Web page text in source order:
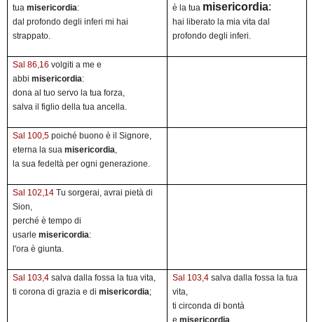
tua misericordia:
dal profondo degli inferi mi hai
strappato.
è la tua misericordia:
hai liberato la mia vita dal
profondo degli inferi.
Sal 86,16 volgiti a me e
abbi misericordia:
dona al tuo servo la tua forza,
salva il figlio della tua ancella.
Sal 100,5 poiché buono è il Signore,
eterna la sua misericordia,
la sua fedeltà per ogni generazione.
Sal 102,14 Tu sorgerai, avrai pietà di
Sion,
perché è tempo di
usarle misericordia:
l'ora è giunta.
Sal 103,4 salva dalla fossa la tua vita,
ti corona di grazia e di misericordia;
Sal 103,4 salva dalla fossa la tua
vita,
ti circonda di bontà
e misericordia,